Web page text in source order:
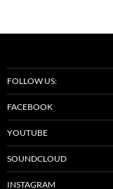
FOLLOW US:
FACEBOOK
YOUTUBE
SOUNDCLOUD
INSTAGRAM